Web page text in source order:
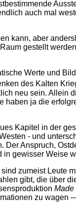
auch mal
kann, aber
gestellt
Werte und
des Kalten
neu sein. Allein
haben ja die
Kapitel in der
- und
Anspruch,
gewisser Weise
zumeist Leute
gibt, die über
Made
zu wagen